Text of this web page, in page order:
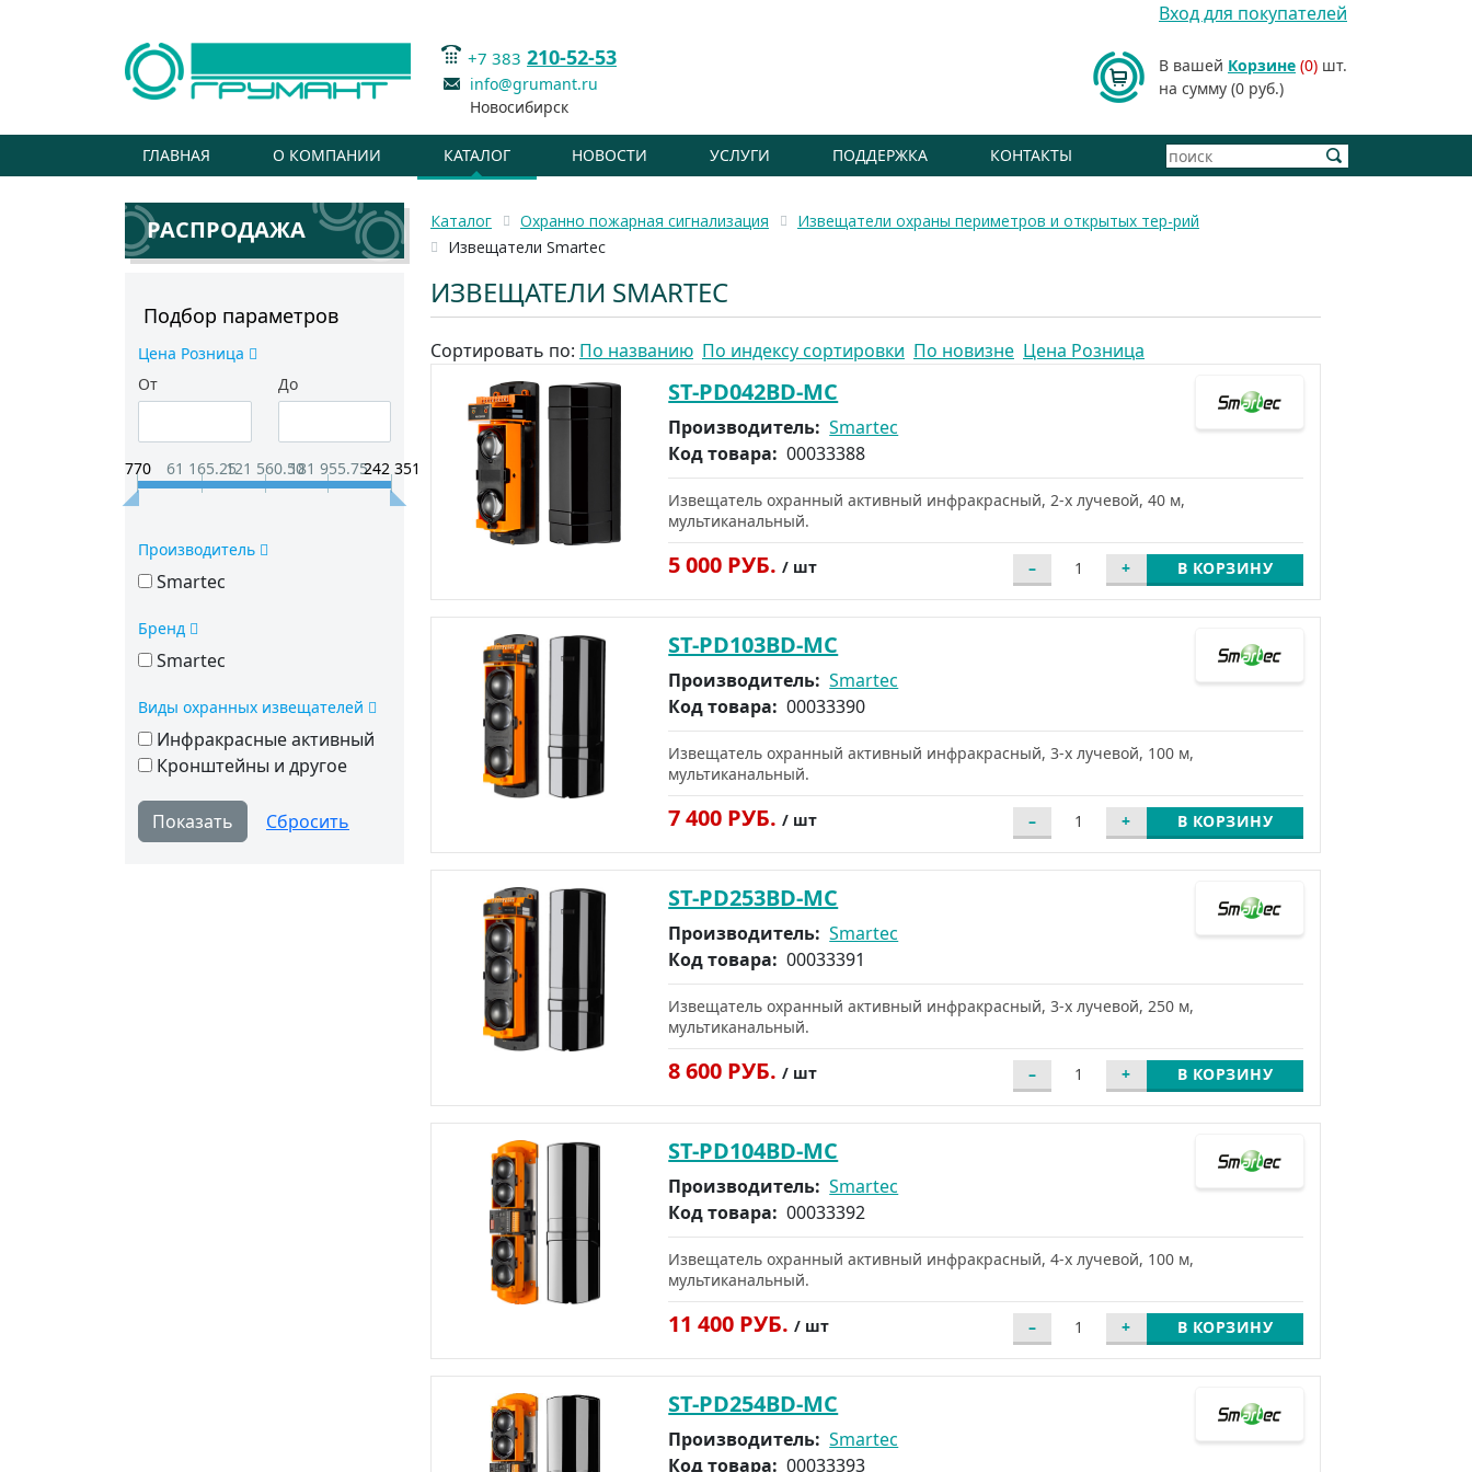
Вход для покупателей
+7 383 210-52-53
info@grumant.ru
Новосибирск
В вашей Корзине (0) шт.
на сумму (0 руб.)
ГЛАВНАЯ О КОМПАНИИ КАТАЛОГ НОВОСТИ УСЛУГИ ПОДДЕРЖКА КОНТАКТЫ
РАСПРОДАЖА
Подбор параметров
Цена Розница
От
До
770 61 165.25121 560.50181 955.75242 351
Производитель
Smartec
Бренд
Smartec
Виды охранных извещателей
Инфракрасные активный
Кронштейны и другое
Каталог Охранно пожарная сигнализация
Извещатели охраны периметров и открытых тер-рий
Извещатели Smartec
ИЗВЕЩАТЕЛИ SMARTEC
Сортировать по: По названию По индексу сортировки По новизне Цена Розница
ST-PD042BD-MC
Производитель: Smartec
Код товара: 00033388
Извещатель охранный активный инфракрасный, 2-х лучевой, 40 м,
мультиканальный.
5 000 РУБ./ шт В КОРЗИНУ
ST-PD103BD-MC
Производитель: Smartec
Код товара: 00033390
Извещатель охранный активный инфракрасный, 3-х лучевой, 100 м,
мультиканальный.
7 400 РУБ./ шт В КОРЗИНУ
ST-PD253BD-MC
Производитель: Smartec
Код товара: 00033391
Извещатель охранный активный инфракрасный, 3-х лучевой, 250 м,
мультиканальный.
8 600 РУБ./ шт В КОРЗИНУ
ST-PD104BD-MC
Производитель: Smartec
Код товара: 00033392
Извещатель охранный активный инфракрасный, 4-х лучевой, 100 м,
мультиканальный.
11 400 РУБ./ шт В КОРЗИНУ
ST-PD254BD-MC
Производитель: Smartec
Код товара: 00033393